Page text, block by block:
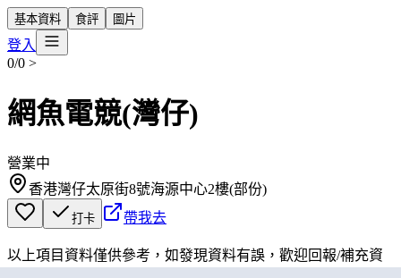
基本資料 食評 圖片
登入
0/0 >
網魚電競(灣仔)
營業中
香港灣仔太原街8號海源中心2樓(部份)
打卡 帶我去
以上項目資料僅供參考，如發現資料有誤，歡迎回報/補充資